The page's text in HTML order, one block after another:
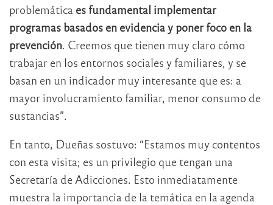
problemática es fundamental implementar
programas basados en evidencia y poner foco en la
prevención. Creemos que tienen muy claro cómo
trabajar en los entornos sociales y familiares, y se
basan en un indicador muy interesante que es: a
mayor involucramiento familiar, menor consumo de
sustancias”.
En tanto, Dueñas sostuvo: “Estamos muy contentos
con esta visita; es un privilegio que tengan una
Secretaría de Adicciones. Esto inmediatamente
muestra la importancia de la temática en la agenda